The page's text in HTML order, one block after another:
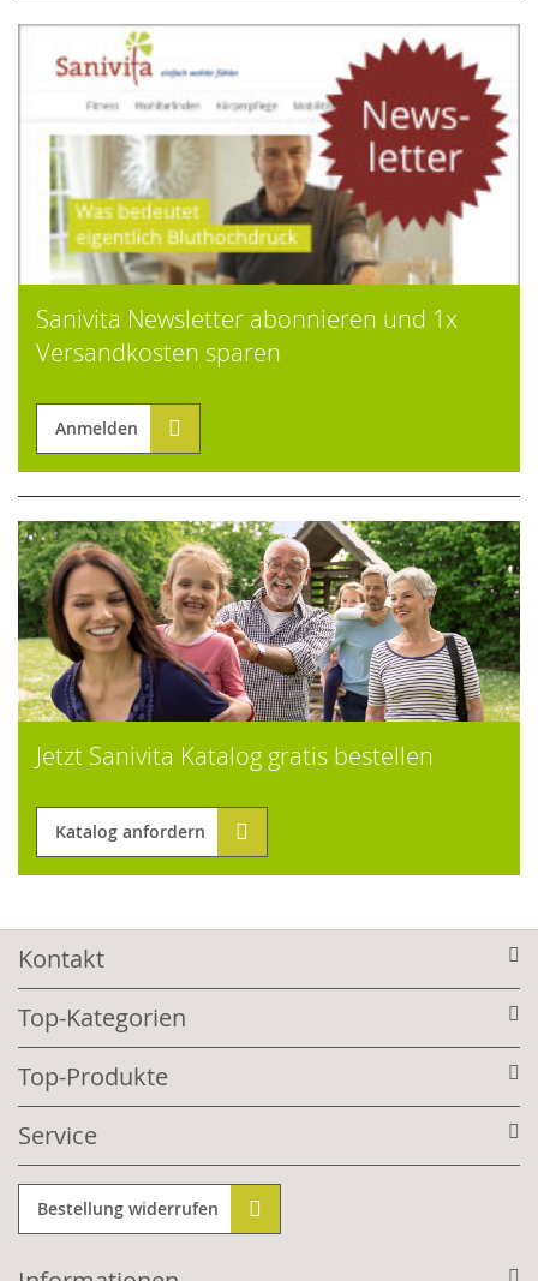
Sanivita Newsletter abonnieren und 1x
Versandkosten sparen
Anmelden
Jetzt Sanivita Katalog gratis bestellen
Katalog anfordern
Kontakt
Top-Kategorien
Top-Produkte
Service
Bestellung widerrufen